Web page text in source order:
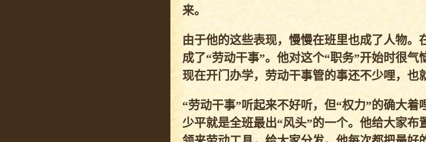
来。
由于他的这些表现，慢慢在班里也成了人物
成了“劳动干事”。他对这个“职务”开始时很气
现在开门办学，劳动干事管的事还不少哩，也
“劳动干事”听起来不好听，但“权力”的确大
少平就是全班最出“风头”的一个。他给大家